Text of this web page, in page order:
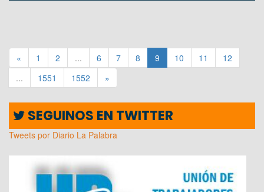
« 1 2 ... 6 7 8 9 10 11
12
...
1551 1552 »
SEGUINOS EN TWITTER
Tweets por Diario La Palabra